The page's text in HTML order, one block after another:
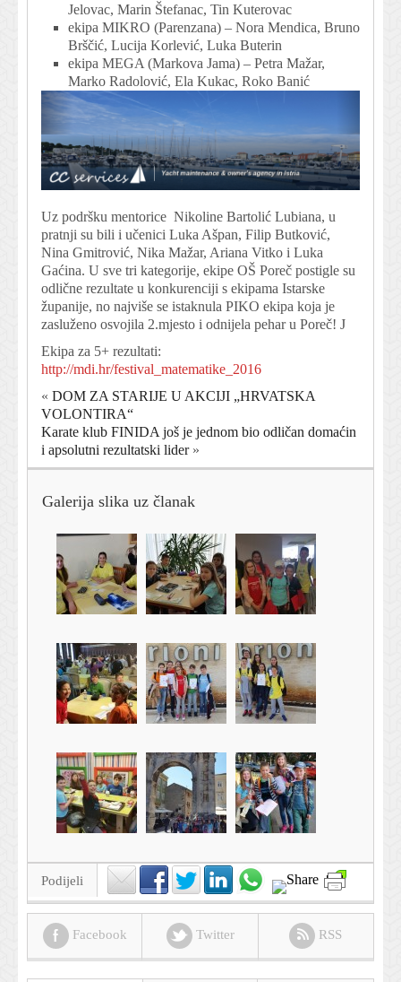
Jelovac, Marin Štefanac, Tin Kuterovac
ekipa MIKRO (Parenzana) – Nora Mendica, Bruno
Brščić, Lucija Korlević, Luka Buterin
ekipa MEGA (Markova Jama) – Petra Mažar,
Marko Radolović, Ela Kukac, Roko Banić
Uz podršku mentorice Nikoline Bartolić Lubiana, u
pratnji su bili i učenici Luka Ašpan, Filip Butković,
Nina Gmitrović, Nika Mažar, Ariana Vitko i Luka
Gaćina. U sve tri kategorije, ekipe OŠ Poreč postigle su
odlične rezultate u konkurenciji s ekipama Istarske
županije, no najviše se istaknula PIKO ekipa koja je
zasluženo osvojila 2.mjesto i odnijela pehar u Poreč! J
Ekipa za 5+ rezultati:
http://mdi.hr/festival_matematike_2016
« DOM ZA STARIJE U AKCIJI „HRVATSKA
VOLONTIRA“
Karate klub FINIDA još je jednom bio odličan domaćin
i apsolutni rezultatski lider»
Galerija slika uz članak
Podijeli
Facebook Twitter RSS